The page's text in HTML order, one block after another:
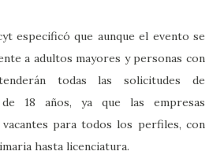
especificó que aunque el evento se
a adultos mayores y personas con
todas las solicitudes de
de 18 años, ya que las empresas
para todos los perfiles, con
hasta licenciatura.